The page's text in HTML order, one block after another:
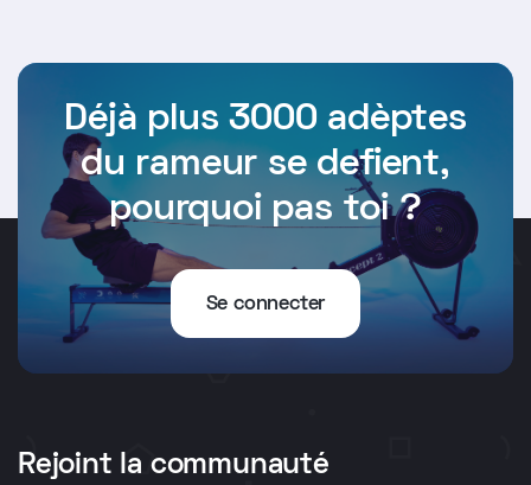
Déjà plus 3000 adèptes
du rameur se defient,
pourquoi pas toi ?
Se connecter
Rejoint la communauté